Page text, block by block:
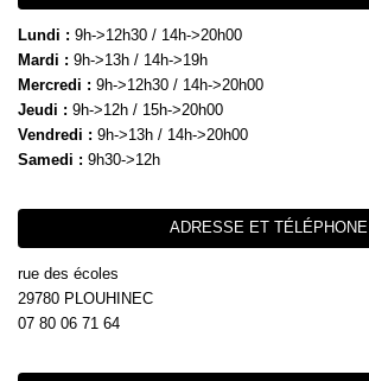
Lundi : 9h->12h30 / 14h->20h00
Mardi : 9h->13h / 14h->19h
Mercredi : 9h->12h30 / 14h->20h00
Jeudi : 9h->12h / 15h->20h00
Vendredi : 9h->13h / 14h->20h00
Samedi : 9h30->12h
ADRESSE ET TÉLÉPHONE
rue des écoles
29780 PLOUHINEC
07 80 06 71 64